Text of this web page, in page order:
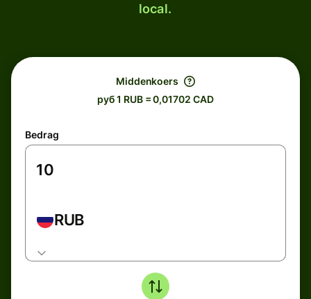
local.
Middenkoers
руб 1 RUB = 0,01702 CAD
Bedrag
RUB